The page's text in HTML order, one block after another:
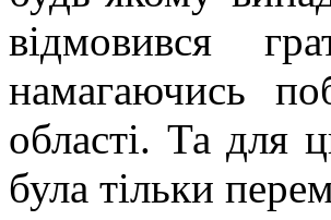
відмовився
намагаючись
області. Та для
була тільки